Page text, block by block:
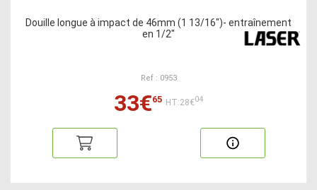
Douille longue à impact de 46mm (1 13/16")- entraînement
en 1/2"
Ref : 0953
33€65 HT:28€04